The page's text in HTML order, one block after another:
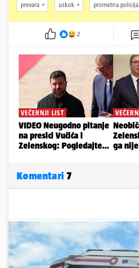
prevara uskok prometna policija
2
Komentari 7